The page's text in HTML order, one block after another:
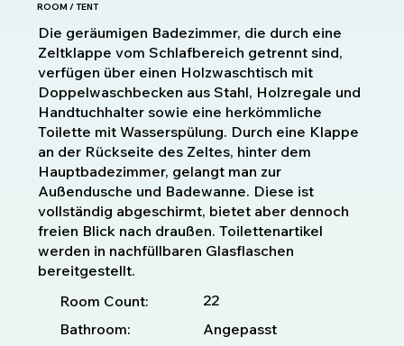
ROOM / TENT
Die geräumigen Badezimmer, die durch eine
Zeltklappe vom Schlafbereich getrennt sind,
verfügen über einen Holzwaschtisch mit
Doppelwaschbecken aus Stahl, Holzregale und
Handtuchhalter sowie eine herkömmliche
Toilette mit Wasserspülung. Durch eine Klappe
an der Rückseite des Zeltes, hinter dem
Hauptbadezimmer, gelangt man zur
Außendusche und Badewanne. Diese ist
vollständig abgeschirmt, bietet aber dennoch
freien Blick nach draußen. Toilettenartikel
werden in nachfüllbaren Glasflaschen
bereitgestellt.
Room Count:
22
Bathroom:
Angepasst